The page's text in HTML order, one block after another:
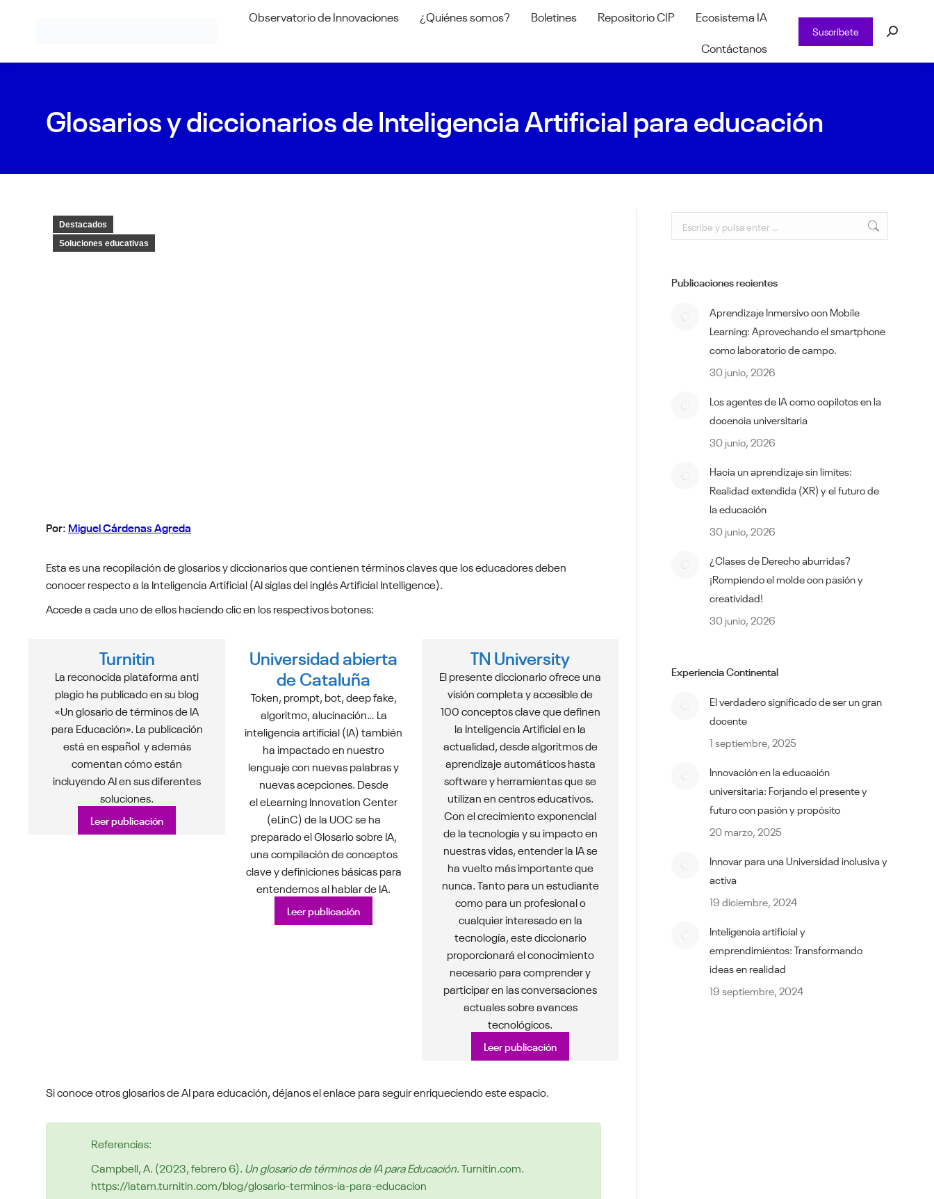
Observatorio de Innovaciones ¿Quiénes somos? Boletines Repositorio CIP
Ecosistema IA
Contáctanos
Suscríbete Buscar:
Glosarios y diccionarios de Inteligencia Artificial para educación
Destacados
Soluciones educativas
Por: Miguel Cárdenas Agreda
Esta es una recopilación de glosarios y diccionarios que contienen términos claves que los educadores deben
conocer respecto a la Inteligencia Artificial (AI siglas del inglés Artificial Intelligence).
Accede a cada uno de ellos haciendo clic en los respectivos botones:
Turnitin
La reconocida plataforma anti
plagio ha publicado en su blog
«Un glosario de términos de IA
para Educación». La publicación
está en español y además
comentan cómo están
incluyendo AI en sus diferentes
soluciones.
Leer publicación
Universidad abierta
de Cataluña
Token, prompt, bot, deep fake,
algoritmo, alucinación… La
inteligencia artificial (IA) también
ha impactado en nuestro
lenguaje con nuevas palabras y
nuevas acepciones. Desde
el eLearning Innovation Center
(eLinC) de la UOC se ha
preparado el Glosario sobre IA,
una compilación de conceptos
clave y definiciones básicas para
entendernos al hablar de IA.
Leer publicación
TN University
El presente diccionario ofrece una
visión completa y accesible de
100 conceptos clave que definen
la Inteligencia Artificial en la
actualidad, desde algoritmos de
aprendizaje automáticos hasta
software y herramientas que se
utilizan en centros educativos.
Con el crecimiento exponencial
de la tecnología y su impacto en
nuestras vidas, entender la IA se
ha vuelto más importante que
nunca. Tanto para un estudiante
como para un profesional o
cualquier interesado en la
tecnología, este diccionario
proporcionará el conocimiento
necesario para comprender y
participar en las conversaciones
actuales sobre avances
tecnológicos.
Leer publicación
Si conoce otros glosarios de AI para educación, déjanos el enlace para seguir enriqueciendo este espacio.
Referencias:
Campbell, A. (2023, febrero 6). Un glosario de términos de IA para Educación . Turnitin.com.
https://latam.turnitin.com/blog/glosario-terminos-ia-para-educacion
Buscar:
Publicaciones recientes
Aprendizaje Inmersivo con Mobile
Learning: Aprovechando el smartphone
como laboratorio de campo.
30 junio, 2026
Los agentes de IA como copilotos en la
docencia universitaria
30 junio, 2026
Hacia un aprendizaje sin límites:
Realidad extendida (XR) y el futuro de
la educación
30 junio, 2026
¿Clases de Derecho aburridas?
¡Rompiendo el molde con pasión y
creatividad!
30 junio, 2026
Experiencia Continental
El verdadero significado de ser un gran
docente
1 septiembre, 2025
Innovación en la educación
universitaria: Forjando el presente y
futuro con pasión y propósito
20 marzo, 2025
Innovar para una Universidad inclusiva y
activa
19 diciembre, 2024
Inteligencia artificial y
emprendimientos: Transformando
ideas en realidad
19 septiembre, 2024